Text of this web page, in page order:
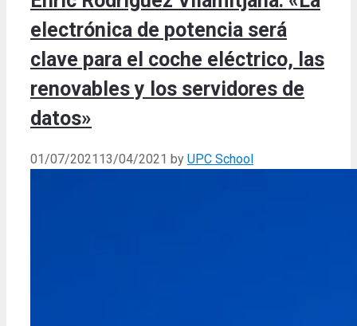
electrónica de potencia será
clave para el coche eléctrico, las
renovables y los servidores de
datos»
01/07/2021 13/04/2021 by UPC School